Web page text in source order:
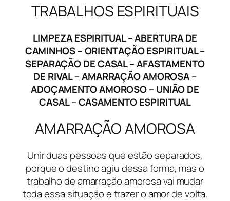
TRABALHOS ESPIRITUAIS
LIMPEZA ESPIRITUAL – ABERTURA DE
CAMINHOS – ORIENTAÇÃO ESPIRITUAL –
SEPARAÇÃO DE CASAL – AFASTAMENTO
DE RIVAL – AMARRAÇÃO AMOROSA –
ADOÇAMENTO AMOROSO – UNIÃO DE
CASAL – CASAMENTO ESPIRITUAL
AMARRAÇÃO AMOROSA
Unir duas pessoas que estão separados,
porque o destino agiu dessa forma, mas o
trabalho de amarração amorosa vai mudar
toda essa situação e trazer o amor de volta.